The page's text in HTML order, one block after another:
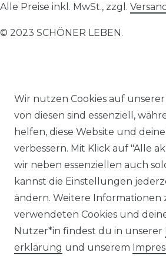
Wir nutzen Cookies auf unserer
von diesen sind essenziell,
helfen, diese Website und
verbessern. Mit Klick auf "Alle
wir neben essenziellen auch
kannst die Einstellungen
ändern. Weitere Informationen
verwendeten Cookies und
Nutzer*in findest du in unserer
erklärung und unserem
Alle Preise inkl. MwSt., zzgl.
© 2023 SCHÖNER LEBEN.
Impressum
Barrierefreiheitserklärung